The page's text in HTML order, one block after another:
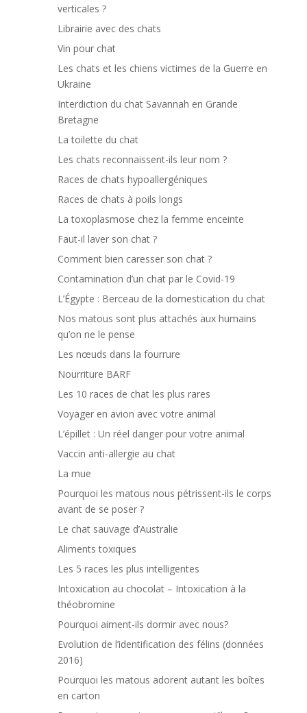
verticales ?
Librairie avec des chats
Vin pour chat
Les chats et les chiens victimes de la Guerre en
Ukraine
Interdiction du chat Savannah en Grande
Bretagne
La toilette du chat
Les chats reconnaissent-ils leur nom ?
Races de chats hypoallergéniques
Races de chats à poils longs
La toxoplasmose chez la femme enceinte
Faut-il laver son chat ?
Comment bien caresser son chat ?
Contamination d’un chat par le Covid-19
L’Égypte : Berceau de la domestication du chat
Nos matous sont plus attachés aux humains
qu’on ne le pense
Les nœuds dans la fourrure
Nourriture BARF
Les 10 races de chat les plus rares
Voyager en avion avec votre animal
L’épillet : Un réel danger pour votre animal
Vaccin anti-allergie au chat
La mue
Pourquoi les matous nous pétrissent-ils le corps
avant de se poser ?
Le chat sauvage d’Australie
Aliments toxiques
Les 5 races les plus intelligentes
Intoxication au chocolat – Intoxication à la
théobromine
Pourquoi aiment-ils dormir avec nous?
Evolution de l’identification des félins (données
2016)
Pourquoi les matous adorent autant les boîtes
en carton